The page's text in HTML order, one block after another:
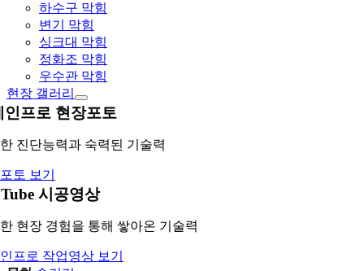
하수구 막힘
변기 막힘
싱크대 막힘
정화조 막힘
우수관 막힘
현장 갤러리
인프로 현장포토
진단능력과 숙력된 기술력
토 보기
시공영상
현장 경험을 통해 쌓아온 기술력
프로 작업영상 보기